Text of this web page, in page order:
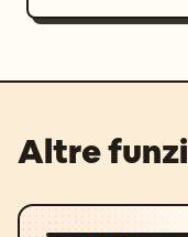
Altre